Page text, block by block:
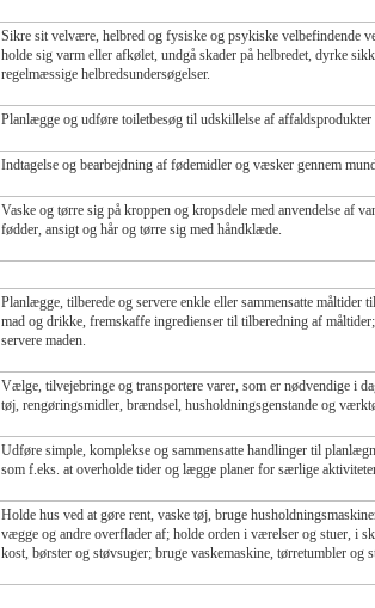
Sikre sit velvære, helbred og fysiske og psykiske velbefindende
holde sig varm eller afkølet, undgå skader på helbredet, dyrke
regelmæssige helbredsundersøgelser.
Planlægge og udføre toiletbesøg til udskillelse af
Indtagelse og bearbejdning af fødemidler og væsker gennem
Vaske og tørre sig på kroppen og kropsdele med anvendelse af
fødder, ansigt og hår og tørre sig med håndklæde.
Planlægge, tilberede og servere enkle eller sammensatte
mad og drikke, fremskaffe ingredienser til tilberedning af
servere maden.
Vælge, tilvejebringe og transportere varer, som er nødvendige i
tøj, rengøringsmidler, brændsel, husholdningsgenstande og
Udføre simple, komplekse og sammensatte handlinger til
som f.eks. at overholde tider og lægge planer for særlige
Holde hus ved at gøre rent, vaske tøj, bruge
vægge og andre overflader af; holde orden i værelser og stuer, i
kost, børster og støvsuger; bruge vaskemaskine, tørretumbler og